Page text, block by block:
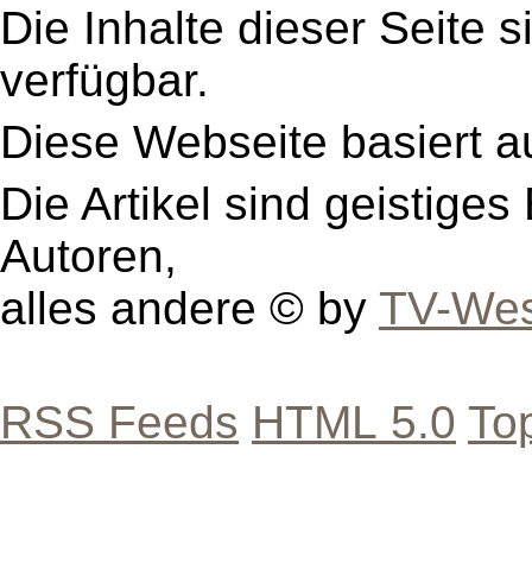
Die Inhalte dieser Seite
verfügbar.
Diese Webseite basiert
Die Artikel sind
Autoren,
alles andere © by TV-
RSS Feeds HTML 5.0